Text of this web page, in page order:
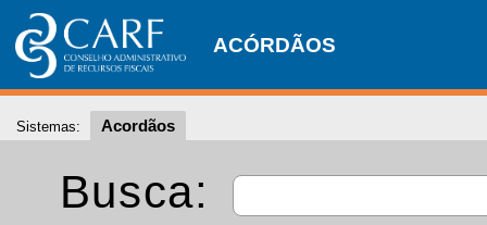
ACÓRDÃOS
Sistemas: Acordãos
Busca: